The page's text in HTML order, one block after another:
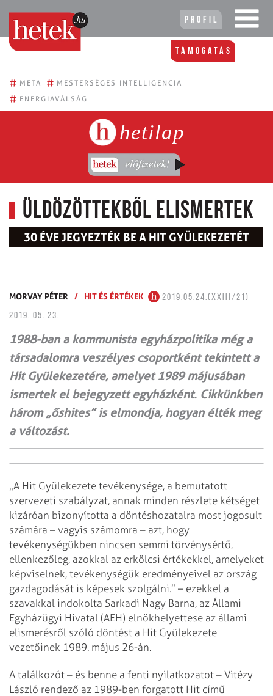
Profil
Támogatás
# META # MESTERSÉGES INTELLIGENCIA
# ENERGIAVÁLSÁG
hetilap
Üldözöttekből elismertek
30 ÉVE JEGYEZTÉK BE A HIT GYÜLEKEZETÉT
MORVAY PÉTER / HIT ÉS ÉRTÉKEK
2019.05.24.(XXIII/21)
2019. 05. 23.
1988-ban a kommunista egyházpolitika még a
társadalomra veszélyes csoportként tekintett a
Hit Gyülekezetére, amelyet 1989 májusában
ismertek el bejegyzett egyházként. Cikkünkben
három „őshites” is elmondja, hogyan élték meg
a változást.
„A Hit Gyülekezete tevékenysége, a bemutatott
szervezeti szabályzat, annak minden részlete kétséget
kizáróan bizonyította a döntéshozatalra most jogosult
számára – vagyis számomra – azt, hogy
tevékenységükben nincsen semmi törvénysértő,
ellenkezőleg, azokkal az erkölcsi értékekkel, amelyeket
képviselnek, tevékenységük eredményeivel az ország
gazdagodását is képesek szolgálni.” – ezekkel a
szavakkal indokolta Sarkadi Nagy Barna, az Állami
Egyházügyi Hivatal (AEH) elnökhelyettese az állami
elismerésről szóló döntést a Hit Gyülekezete
vezetőinek 1989. május 26-án.
A találkozót – és benne a fenti nyilatkozatot – Vitézy
László rendező az 1989-ben forgatott Hit című